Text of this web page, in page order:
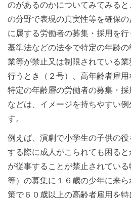
のがあるのかについてみてみる
の分野で表現の真実性等を確保
に属する労働者の募集・採用を
基準法などの法令で特定の年齢
業等が禁止又は制限されている
行うとき（２号）、高年齢者雇
特定の年齢層の労働者の募集・採
などは、イメージを持ちやすい
す。
例えば、演劇で小学生の子供の
する際に成人がこられても困る
が従事することが禁止されてい
等）の募集に１６歳の少年に来
策で６０歳以上の高齢者雇用を